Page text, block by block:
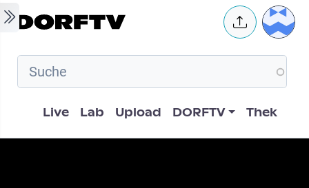
Skip to main content User
Hauptnavigation
Live Lab Upload DORFTV Thek